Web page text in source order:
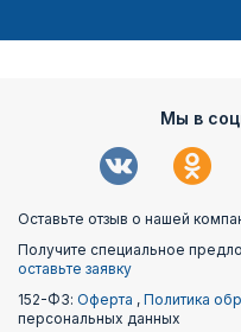
Мы в
Оставьте отзыв о нашей
Получите специальное
оставьте заявку
152-ФЗ: Оферта , Политика
персональных данных